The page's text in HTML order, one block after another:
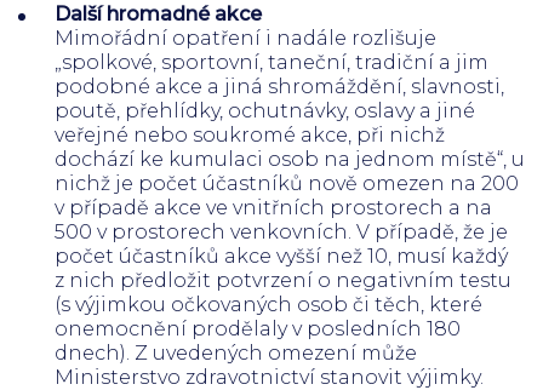
Další hromadné akce
Mimořádní opatření i nadále rozlišuje
„spolkové, sportovní, taneční, tradiční a jim
podobné akce a jiná shromáždění, slavnosti,
poutě, přehlídky, ochutnávky, oslavy a jiné
veřejné nebo soukromé akce, při nichž
dochází ke kumulaci osob na jednom místě“, u
nichž je počet účastníků nově omezen na 200
v případě akce ve vnitřních prostorech a na
500 v prostorech venkovních. V případě, že je
počet účastníků akce vyšší než 10, musí každý
z nich předložit potvrzení o negativním testu
(s výjimkou očkovaných osob či těch, které
onemocnění prodělaly v posledních 180
dnech). Z uvedených omezení může
Ministerstvo zdravotnictví stanovit výjimky.